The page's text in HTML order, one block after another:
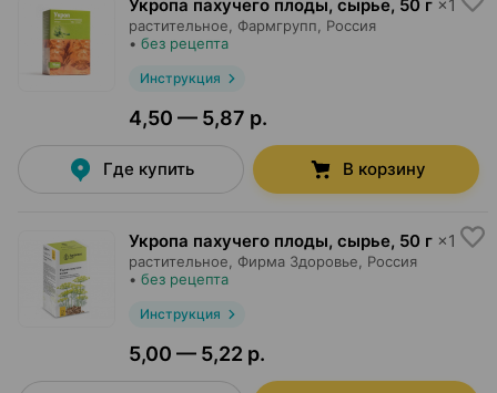
Укропа пахучего плоды, сырье, 50 г ×1
растительное, Фармгрупп , Россия
• без рецепта
Инструкция
4,50 — 5,87 р.
Где купить В корзину
Укропа пахучего плоды, сырье, 50 г ×1
растительное, Фирма Здоровье , Россия
• без рецепта
Инструкция
5,00 — 5,22 р.